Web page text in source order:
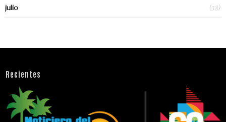
julio (38)
Recientes